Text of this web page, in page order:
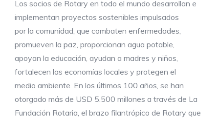
Los socios de Rotary en todo el mundo desarrollan e
implementan proyectos sostenibles impulsados
por la comunidad, que combaten enfermedades,
promueven la paz, proporcionan agua potable,
apoyan la educación, ayudan a madres y niños,
fortalecen las economías locales y protegen el
medio ambiente. En los últimos 100 años, se han
otorgado más de USD 5.500 millones a través de La
Fundación Rotaria, el brazo filantrópico de Rotary que